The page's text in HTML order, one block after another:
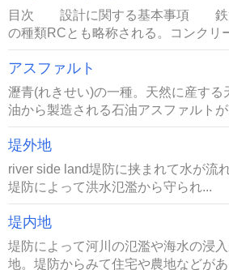
目次 設計に関する基本事項 鉄
の種類RCとも略称される。コンクリ
アスファルト
瀝青(れきせい)の一種。天然に産する
油から製造される石油アスファルト
堤外地
river side land堤防に挟まれて水が流
堤防によって洪水氾濫から守られ...
堤内地
堤防によって河川の氾濫や海水の浸
地。堤防からみて住宅や農地などが